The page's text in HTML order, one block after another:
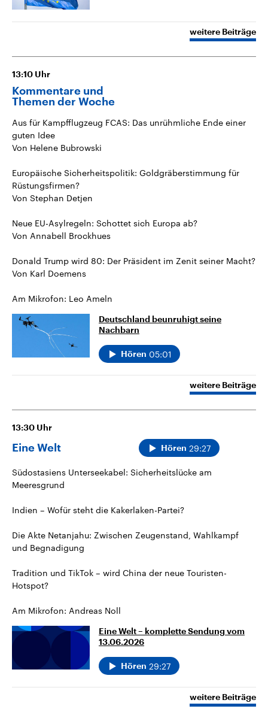
weitere Beiträge
13:10 Uhr
Kommentare und
Themen der Woche
Aus für Kampfflugzeug FCAS: Das unrühmliche Ende einer
guten Idee
Von Helene Bubrowski
Europäische Sicherheitspolitik: Goldgräberstimmung für
Rüstungsfirmen?
Von Stephan Detjen
Neue EU-Asylregeln: Schottet sich Europa ab?
Von Annabell Brockhues
Donald Trump wird 80: Der Präsident im Zenit seiner Macht?
Von Karl Doemens
Am Mikrofon: Leo Ameln
Deutschland beunruhigt seine
Nachbarn
Hören 05:01
weitere Beiträge
13:30 Uhr
Eine Welt Hören 29:27
Südostasiens Unterseekabel: Sicherheitslücke am
Meeresgrund
Indien – Wofür steht die Kakerlaken-Partei?
Die Akte Netanjahu: Zwischen Zeugenstand, Wahlkampf
und Begnadigung
Tradition und TikTok – wird China der neue Touristen-
Hotspot?
Am Mikrofon: Andreas Noll
Eine Welt – komplette Sendung vom
13.06.2026
Hören 29:27
weitere Beiträge